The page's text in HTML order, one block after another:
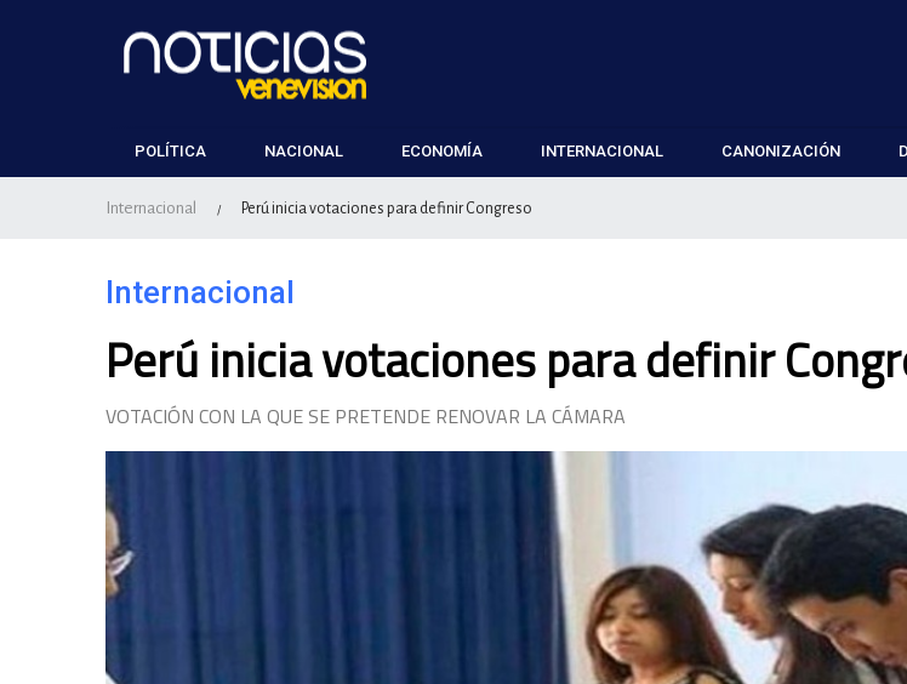
POLÍTICA NACIONAL ECONOMÍA INTERNACIONAL CANONIZACIÓN
Internacional / Perú inicia votaciones para definir Congreso
Internacional
Perú inicia votaciones para definir
VOTACIÓN CON LA QUE SE PRETENDE RENOVAR LA CÁMARA